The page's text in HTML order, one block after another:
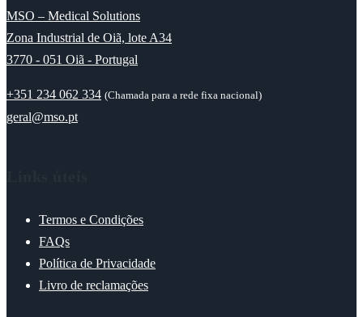
MSO – Medical Solutions
Zona Industrial de Oiã, lote A34
3770 - 051 Oiã - Portugal
+351 234 062 334 (Chamada para a rede fixa nacional)
geral@mso.pt
Termos e Condições
FAQs
Política de Privacidade
Livro de reclamações